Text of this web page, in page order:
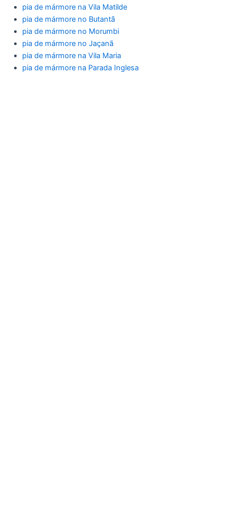
pia de mármore na Vila Matilde
pia de mármore no Butantã
pia de mármore no Morumbi
pia de mármore no Jaçanã
pia de mármore na Vila Maria
pia de mármore na Parada Inglesa